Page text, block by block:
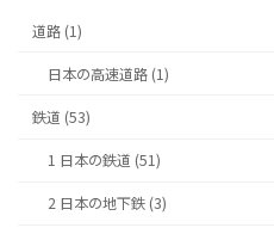
道路 (1)
日本の高速道路 (1)
鉄道 (53)
1 日本の鉄道 (51)
2 日本の地下鉄 (3)